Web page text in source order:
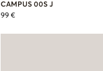
CAMPUS 00S J
99 €